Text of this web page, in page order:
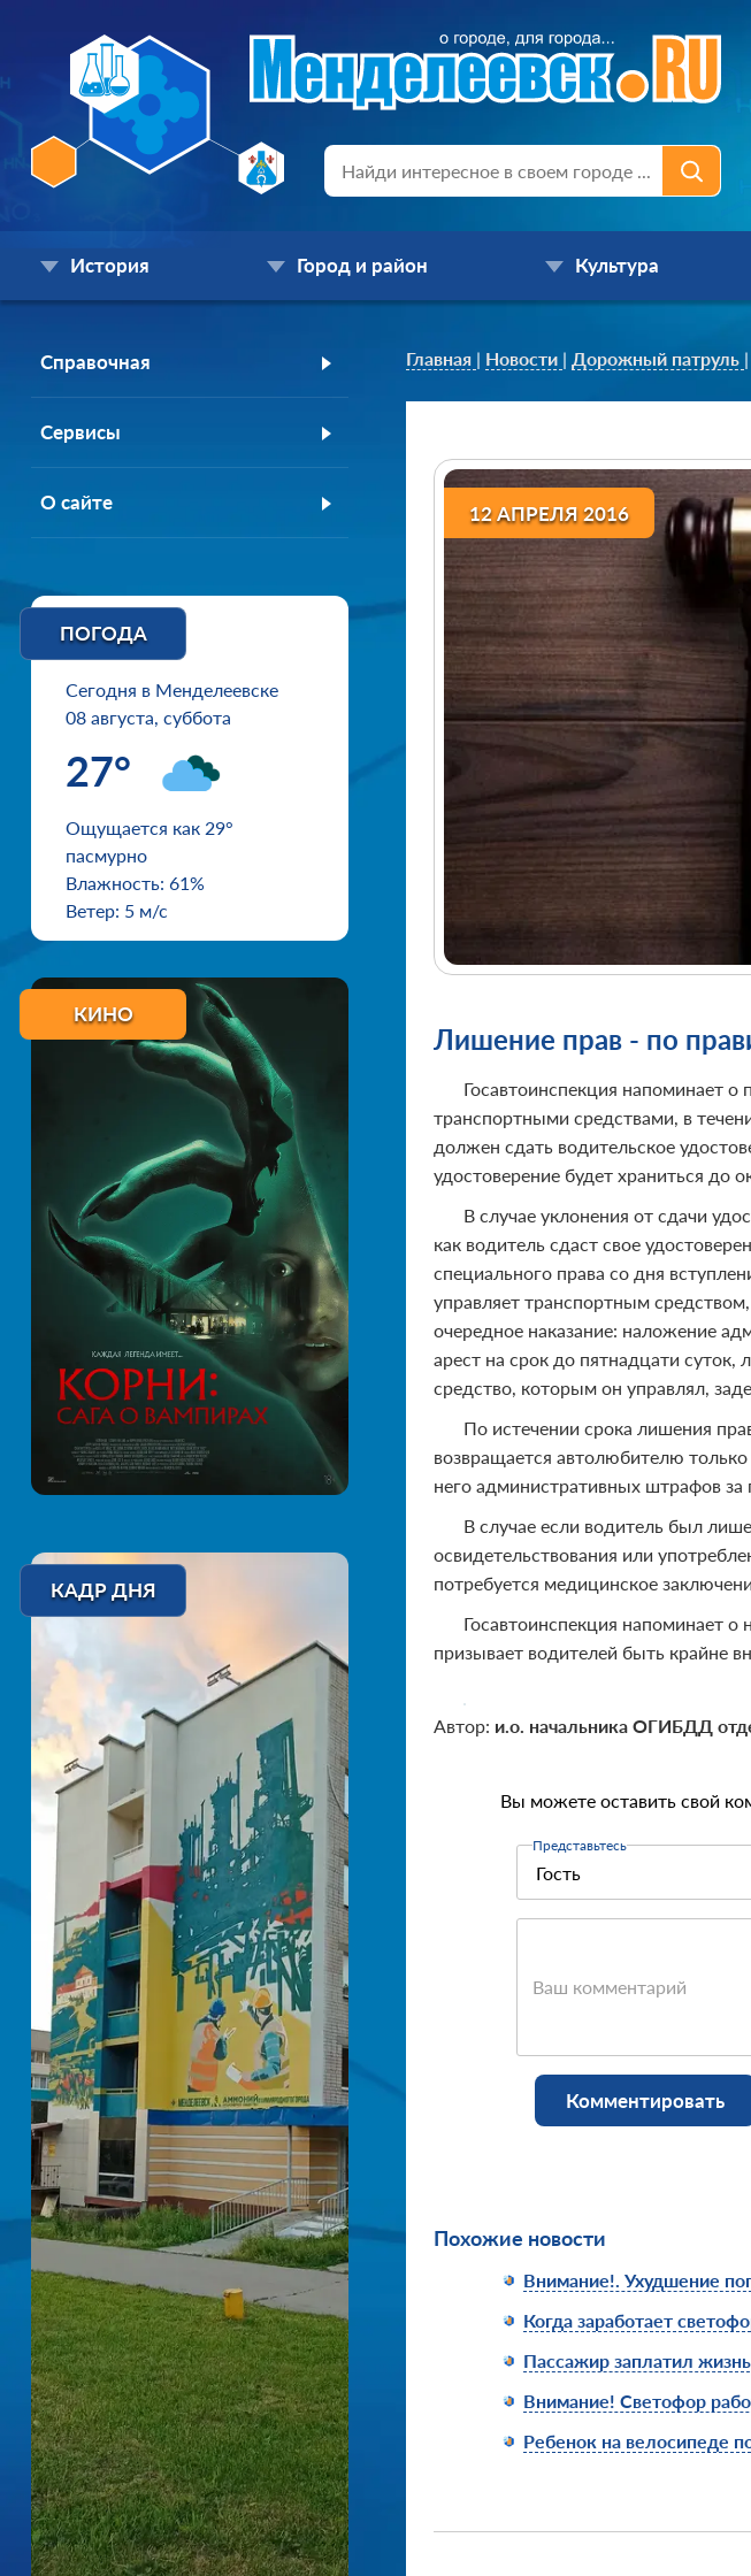
История Город и район Культура
Справочная
Сервисы
О сайте
ПОГОДА
Сегодня в Менделеевске
08 августа, суббота
27°
Ощущается как 29°
пасмурно
Влажность: 61%
Ветер: 5 м/с
КИНО
КАДР ДНЯ
Главная | Новости | Дорожный патруль |
12 АПРЕЛЯ 2016
Лишение прав - по
Госавтоинспекция напоминает
транспортными средствами, в
должен сдать водительское
удостоверение будет храниться до
В случае уклонения от сдачи
как водитель сдаст свое
специального права со дня
управляет транспортным
очередное наказание: наложение
арест на срок до пятнадцати суток,
средство, которым он управлял,
По истечении срока лишения
возвращается автолюбителю
него административных штрафов
В случае если водитель был
освидетельствования или
потребуется медицинское
Госавтоинспекция напоминает
призывает водителей быть крайне
Автор: и.о. начальника ОГИБДД
Вы можете оставить свой
Представьтесь
Ваш комментарий
Комментировать
Похожие новости
Внимание!. Ухудшение
Когда заработает
Пассажир заплатил
Внимание! Светофор
Ребенок на велосипеде